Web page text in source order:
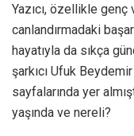
Yazıcı, özellikle
canlandırmadaki
hayatıyla da sıkça
şarkıcı Ufuk
sayfalarında yer
yaşında ve nereli?